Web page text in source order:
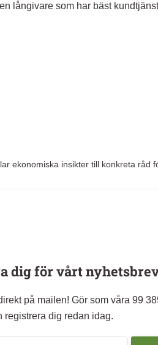
ekonomiska insikter till konkreta råd
dig för vårt
på mailen! Gör som våra 99
registrera dig redan idag.